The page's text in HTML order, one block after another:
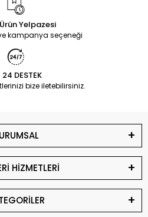
Yelpazesi
kampanya seçeneği
DESTEK
bize iletebilirsiniz.
HİZMETLERİ